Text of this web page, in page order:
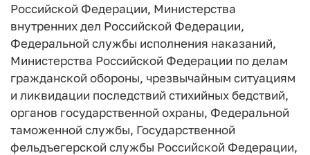
Российской Федерации, Министерства
внутренних дел Российской Федерации,
Федеральной службы исполнения наказаний,
Министерства Российской Федерации по делам
гражданской обороны, чрезвычайным ситуациям
и ликвидации последствий стихийных бедствий,
органов государственной охраны, Федеральной
таможенной службы, Государственной
фельдъегерской службы Российской Федерации,